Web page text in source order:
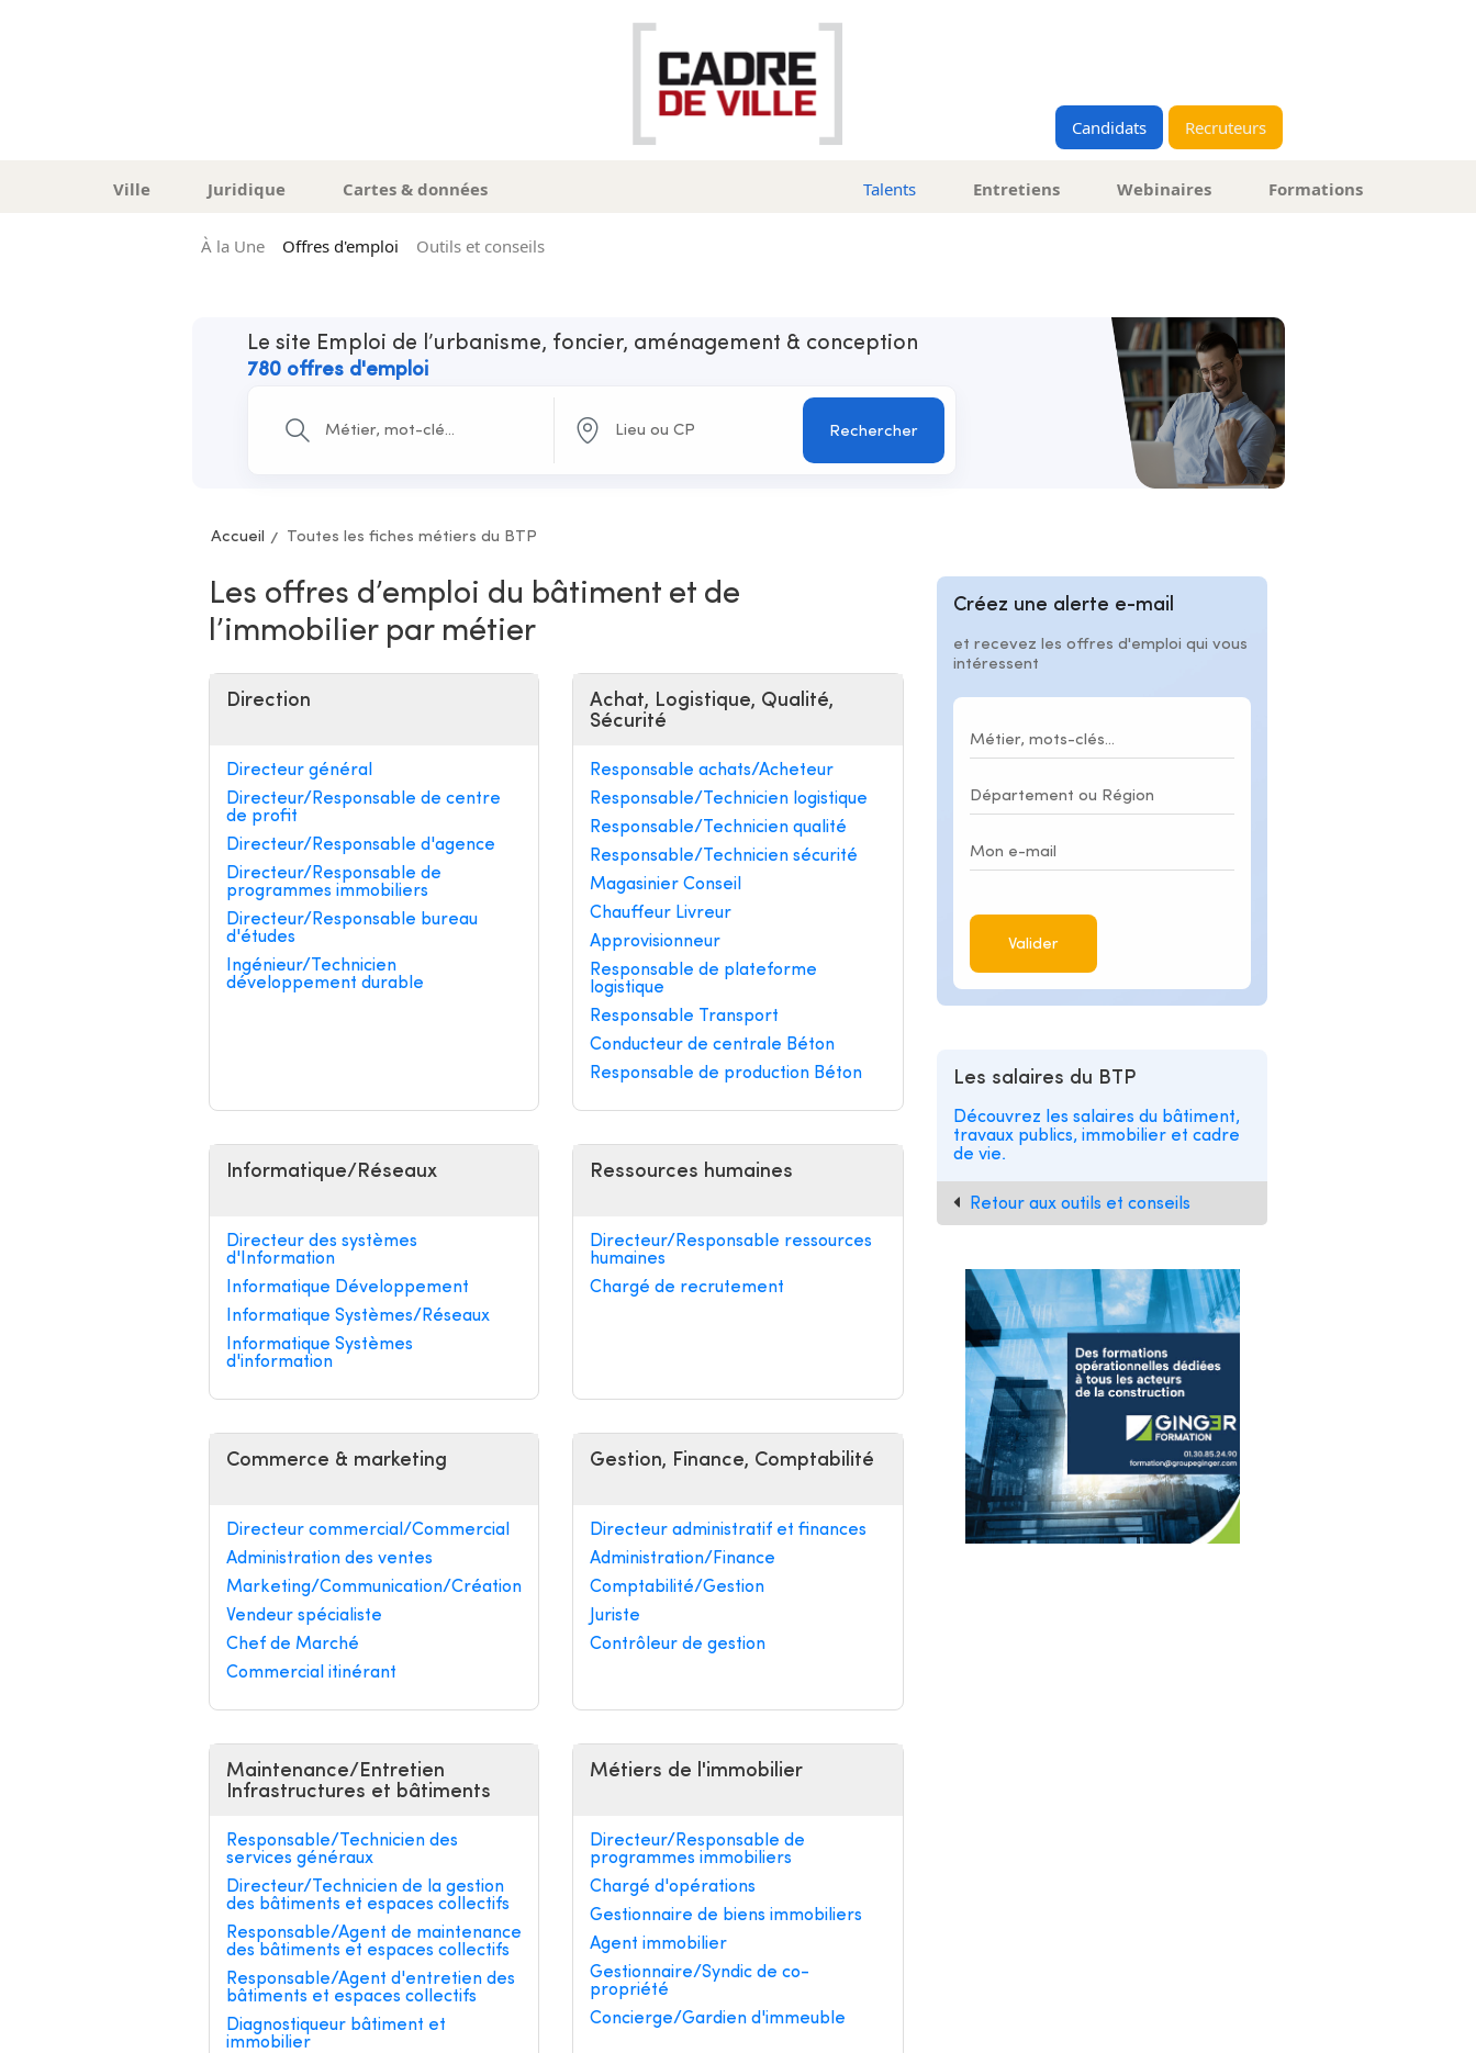
Candidats Recruteurs
Ville Juridique Cartes & données Talents Entretiens Webinaires Formations
À la Une Offres d'emploi Outils et conseils
Le site Emploi de l’urbanisme, foncier, aménagement & conception
780 offres d'emploi
Rechercher
Accueil Toutes les fiches métiers du BTP
Les offres d’emploi du bâtiment et de
l’immobilier par métier
Direction
Directeur général
Directeur/Responsable de centre
de profit
Directeur/Responsable d'agence
Directeur/Responsable de
programmes immobiliers
Directeur/Responsable bureau
d'études
Ingénieur/Technicien
développement durable
Achat, Logistique, Qualité,
Sécurité
Responsable achats/Acheteur
Responsable/Technicien logistique
Responsable/Technicien qualité
Responsable/Technicien sécurité
Magasinier Conseil
Chauffeur Livreur
Approvisionneur
Responsable de plateforme
logistique
Responsable Transport
Conducteur de centrale Béton
Responsable de production Béton
Informatique/Réseaux
Directeur des systèmes
d'Information
Informatique Développement
Informatique Systèmes/Réseaux
Informatique Systèmes
d'information
Ressources humaines
Directeur/Responsable ressources
humaines
Chargé de recrutement
Commerce & marketing
Directeur commercial/Commercial
Administration des ventes
Marketing/Communication/Création
Vendeur spécialiste
Chef de Marché
Commercial itinérant
Gestion, Finance, Comptabilité
Directeur administratif et finances
Administration/Finance
Comptabilité/Gestion
Juriste
Contrôleur de gestion
Maintenance/Entretien
Infrastructures et bâtiments
Responsable/Technicien des
services généraux
Directeur/Technicien de la gestion
des bâtiments et espaces collectifs
Responsable/Agent de maintenance
des bâtiments et espaces collectifs
Responsable/Agent d'entretien des
bâtiments et espaces collectifs
Diagnostiqueur bâtiment et
immobilier
Métiers de l'immobilier
Directeur/Responsable de
programmes immobiliers
Chargé d'opérations
Gestionnaire de biens immobiliers
Agent immobilier
Gestionnaire/Syndic de co-
propriété
Concierge/Gardien d'immeuble
Créez une alerte e-mail
et recevez les offres d'emploi qui vous
intéressent
Valider
Les salaires du BTP
Découvrez les salaires du bâtiment,
travaux publics, immobilier et cadre
de vie.
Retour aux outils et conseils